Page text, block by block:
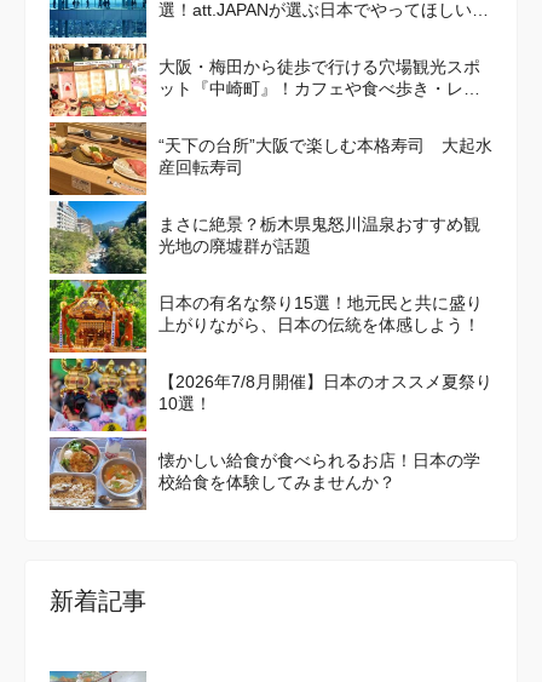
選！att.JAPANが選ぶ日本でやってほしいこ
大阪・梅田から徒歩で行ける穴場観光スポ
ット『中崎町』！カフェや食べ歩き・レト
“天下の台所”大阪で楽しむ本格寿司 大起水
産回転寿司
まさに絶景？栃木県鬼怒川温泉おすすめ観
光地の廃墟群が話題
日本の有名な祭り15選！地元民と共に盛り
上がりながら、日本の伝統を体感しよう！
【2026年7/8月開催】日本のオススメ夏祭り
10選！
懐かしい給食が食べられるお店！日本の学
校給食を体験してみませんか？
新着記事